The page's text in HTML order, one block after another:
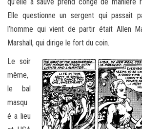
Elle questionne un sergent qui passait
l’homme qui vient de partir était Allen
Marshall, qui dirige le fort du coin.
Le soir
même,
le bal
masqu
é a lieu